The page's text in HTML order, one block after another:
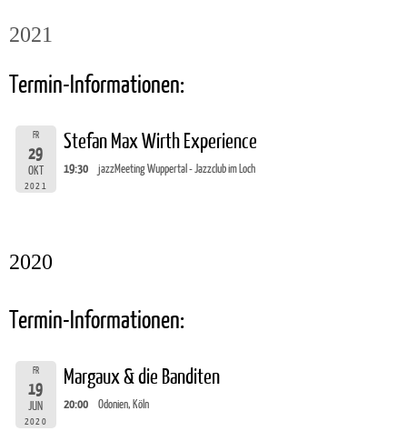
2021
Termin-Informationen:
FR
29
OKT
2021
Stefan Max Wirth Experience
19:30 jazzMeeting Wuppertal - Jazzclub im Loch
2020
Termin-Informationen:
FR
19
JUN
2020
Margaux & die Banditen
20:00 Odonien, Köln